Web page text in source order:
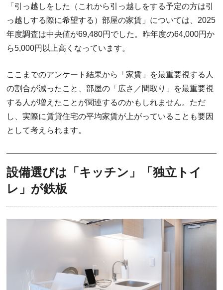
「引っ越しをした（これから引っ越しをする予定の方は引
っ越しする際に希望する）部屋の家賃」については、2025
年度調査は中央値が69,480円でした。昨年度の64,000円か
ら5,000円以上高くなっています。
ここまでのアンケート結果から「家賃」を最重要視する人
の割合が減ったこと、部屋の「広さ／間取り」を最重要視
する人が増えたことが関連するのかもしれません。ただ
し、実際に賃貸住宅の平均家賃が上がっていることも要因
として考えられます。
設備選びは「キッチン」「独立トイ
レ」が鉄板